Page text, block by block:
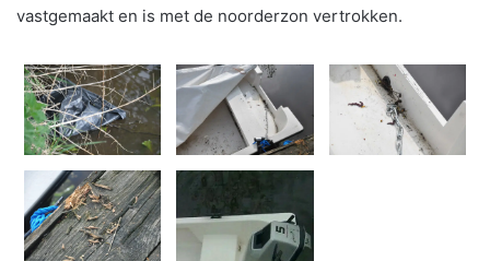
vastgemaakt en is met de noorderzon vertrokken.